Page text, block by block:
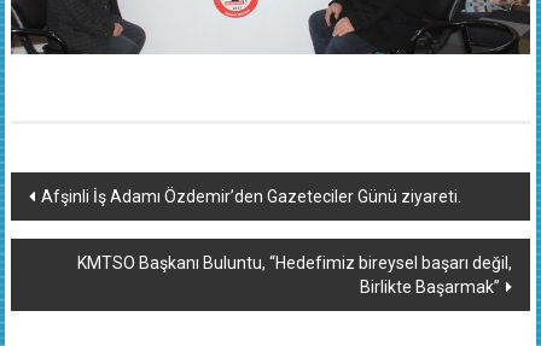
Yazı
dolaşımı
Afşinli İş Adamı Özdemir’den Gazeteciler Günü ziyareti.
KMTSO Başkanı Buluntu, “Hedefimiz bireysel başarı değil,
Birlikte Başarmak”